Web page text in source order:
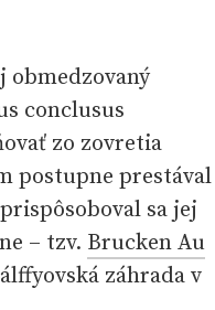
obmedzovaný
conclusus
zo zovretia
postupne prestával
sa jej
– tzv. Brucken Au
záhrada v